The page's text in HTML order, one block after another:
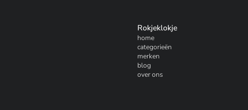
Rokjeklokje
home
categorieën
merken
blog
over ons